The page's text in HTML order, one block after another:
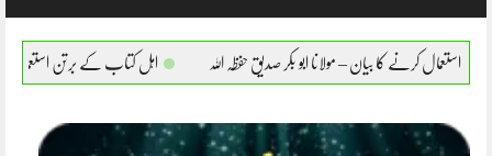
ابو بکر صدیق حفظہ اللہ اہل کتاب کے برتن استعمال کرنے کا بیان – مولانا ابو بکر صدیق